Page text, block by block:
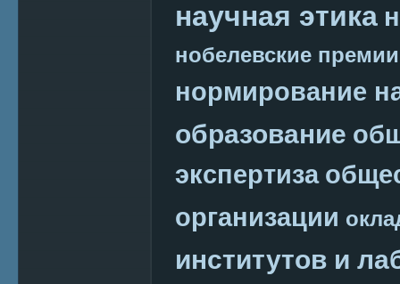
научная этика
нобелевские премии
нормирование
образование
экспертиза
организации
институтов и